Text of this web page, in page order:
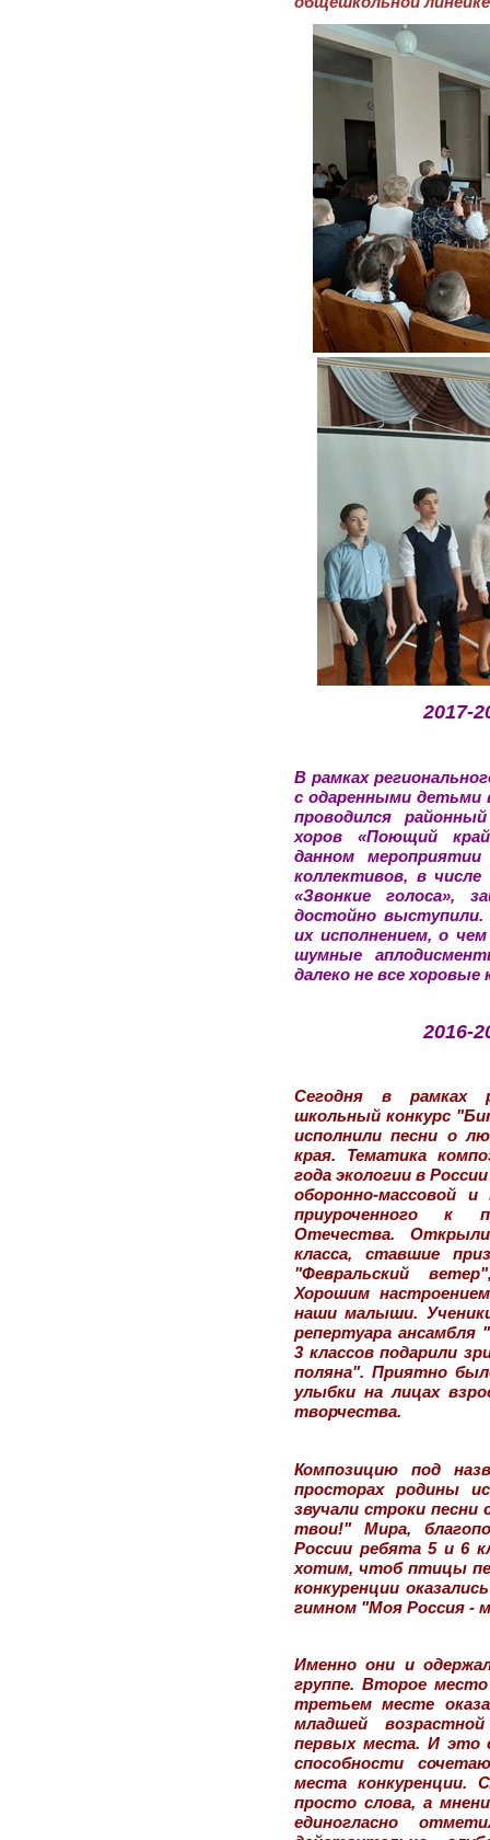
2017-
В рамках
с одаренными детьми
проводился
хоров «Поющий
данном
коллективов, в
«Звонкие голоса»,
достойно
их исполнением, о
шумные
далеко не все
2016-
Сегодня в рамках
школьный конкурс
исполнили песни о
края. Тематика
года экологии в
оборонно-массовой
приуроченного к
Отечества.
класса, ставшие
"Февральский
Хорошим
наши малыши.
репертуара ансамбля
3 классов подарили
поляна". Приятно
улыбки на лицах
творчества.
Композицию под
просторах родины
звучали строки
твои!" Мира,
России ребята 5 и 6
хотим, чтоб птицы
конкуренции
гимном "Моя Россия -
Именно они и
группе. Второе
третьем месте
младшей
первых места. И это
способности
места
просто слова, а
единогласно